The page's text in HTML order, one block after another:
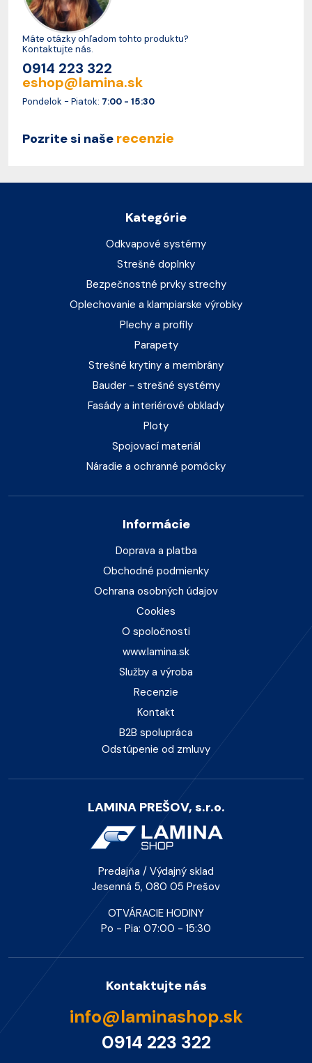
Máte otázky ohľadom tohto produktu?
Kontaktujte nás.
0914 223 322
eshop@lamina.sk
Pondelok - Piatok: 7:00 - 15:30
Pozrite si naše recenzie
Kategórie
Odkvapové systémy
Strešné doplnky
Bezpečnostné prvky strechy
Oplechovanie a klampiarske výrobky
Plechy a profily
Parapety
Strešné krytiny a membrány
Bauder - strešné systémy
Fasády a interiérové obklady
Ploty
Spojovací materiál
Náradie a ochranné pomôcky
Informácie
Doprava a platba
Obchodné podmienky
Ochrana osobných údajov
Cookies
O spoločnosti
www.lamina.sk
Služby a výroba
Recenzie
Kontakt
B2B spolupráca
Odstúpenie od zmluvy
LAMINA PREŠOV, s.r.o.
Predajňa / Výdajný sklad
Jesenná 5, 080 05 Prešov
OTVÁRACIE HODINY
Po - Pia: 07:00 - 15:30
Kontaktujte nás
info@laminashop.sk
0914 223 322